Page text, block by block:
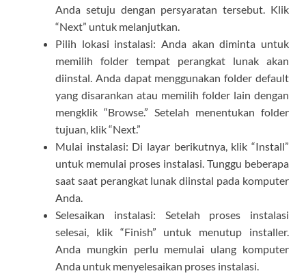
Anda setuju dengan persyaratan tersebut. Klik
“Next” untuk melanjutkan.
Pilih lokasi instalasi: Anda akan diminta untuk
memilih folder tempat perangkat lunak akan
diinstal. Anda dapat menggunakan folder default
yang disarankan atau memilih folder lain dengan
mengklik “Browse.” Setelah menentukan folder
tujuan, klik “Next.”
Mulai instalasi: Di layar berikutnya, klik “Install”
untuk memulai proses instalasi. Tunggu beberapa
saat saat perangkat lunak diinstal pada komputer
Anda.
Selesaikan instalasi: Setelah proses instalasi
selesai, klik “Finish” untuk menutup installer.
Anda mungkin perlu memulai ulang komputer
Anda untuk menyelesaikan proses instalasi.